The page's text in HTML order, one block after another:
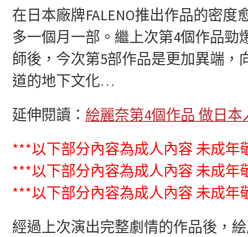
在日本廠牌FALENO推出作品的密度
多一個月一部。繼上次第4個作品勁
師後，今次第5部作品是更加異端，
道的地下文化…
延伸閱讀： 絵麗奈第4個作品 做日本
***以下部分內容為成人內容 未成年
***以下部分內容為成人內容 未成年
***以下部分內容為成人內容 未成年
經過上次演出完整劇情的作品後，